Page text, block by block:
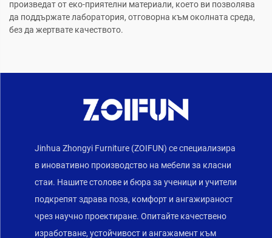
произведат от еко-приятелни материали, което ви позволява
да поддържате лаборатория, отговорна към околната среда,
без да жертвате качеството.
Jinhua Zhongyi Furniture (ZOIFUN) се специализира
в иновативно производство на мебели за класни
стаи. Нашите столове и бюра за ученици и учители
подкрепят здрава поза, комфорт и ангажираност
чрез научно проектиране. Опитайте качествено
изработване, устойчивост и ангажамент към